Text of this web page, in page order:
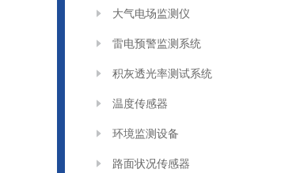
大气电场监测仪
雷电预警监测系统
积灰透光率测试系统
温度传感器
环境监测设备
路面状况传感器